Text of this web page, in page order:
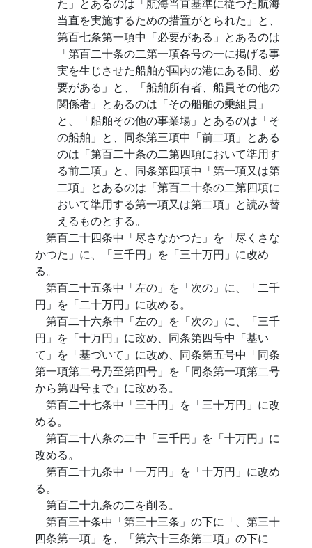
当直を実施するための措置がとられた」と、
第百七条第一項中「必要がある」とあるのは
「第百二十条の二第一項各号の一に掲げる事
実を生じさせた船舶が国内の港にある間、必
要がある」と、「船舶所有者、船員その他の
関係者」とあるのは「その船舶の乗組員」
と、「船舶その他の事業場」とあるのは「そ
の船舶」と、同条第三項中「前二項」とある
のは「第百二十条の二第四項において準用す
る前二項」と、同条第四項中「第一項又は第
二項」とあるのは「第百二十条の二第四項に
おいて準用する第一項又は第二項」と読み替
えるものとする。
第百二十四条中「尽さなかつた」を「尽くさな
かつた」に、「三千円」を「三十万円」に改め
る。
第百二十五条中「左の」を「次の」に、「二千
円」を「二十万円」に改める。
第百二十六条中「左の」を「次の」に、「三千
円」を「十万円」に改め、同条第四号中「基い
て」を「基づいて」に改め、同条第五号中「同条
第一項第二号乃至第四号」を「同条第一項第二号
から第四号まで」に改める。
第百二十七条中「三千円」を「三十万円」に改
める。
第百二十八条の二中「三千円」を「十万円」に
改める。
第百二十九条中「一万円」を「十万円」に改め
る。
第百二十九条の二を削る。
第百三十条中「第三十三条」の下に「、第三十
四条第一項」を、「第六十三条第二項」の下に